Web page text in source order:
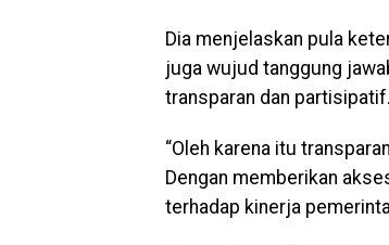
Dia menjelaskan pula
juga wujud tanggung
transparan dan partisipatif.
“Oleh karena itu
Dengan memberikan
terhadap kinerja